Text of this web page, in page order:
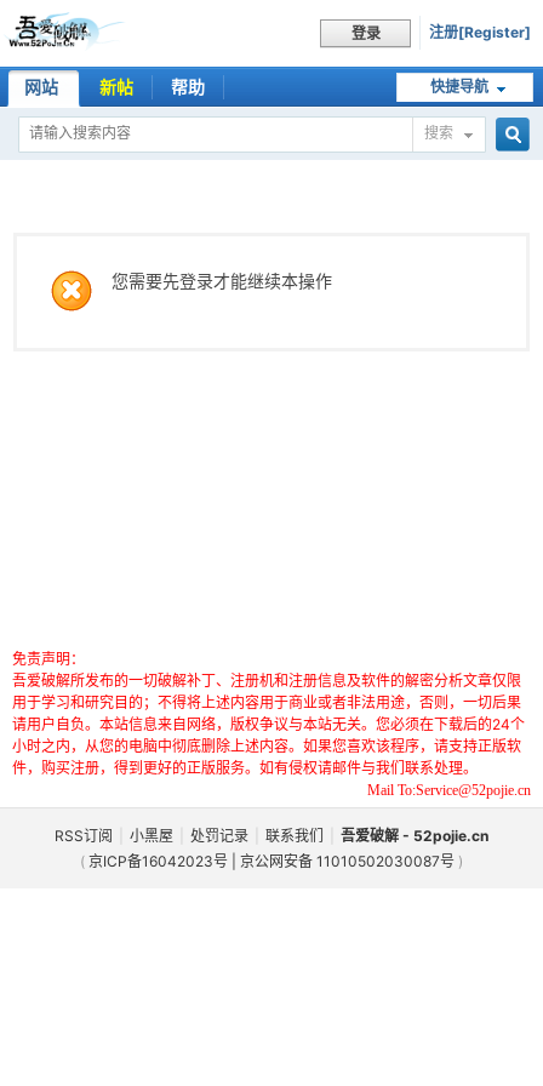
登录 注册[Register]
快捷导航
网站 新帖 帮助
搜索
您需要先登录才能继续本操作
免责声明：
吾爱破解所发布的一切破解补丁、注册机和注册信息及软件的解密分析文章仅限
用于学习和研究目的；不得将上述内容用于商业或者非法用途，否则，一切后果
请用户自负。本站信息来自网络，版权争议与本站无关。您必须在下载后的24个
小时之内，从您的电脑中彻底删除上述内容。如果您喜欢该程序，请支持正版软
件，购买注册，得到更好的正版服务。如有侵权请邮件与我们联系处理。
Mail To:Service@52pojie.cn
RSS订阅 小黑屋 处罚记录 联系我们
吾爱破解 - 52pojie.cn
( 京ICP备16042023号 | 京公网安备 11010502030087号 )